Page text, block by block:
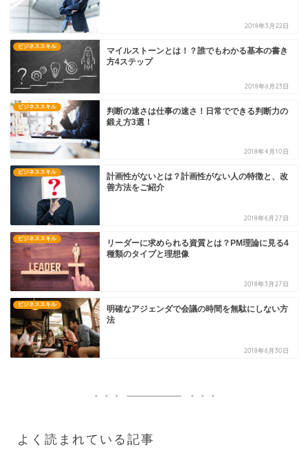
2018年3月22日
ビジネススキル
マイルストーンとは！？誰でもわかる基本の書き
方4ステップ
2018年6月23日
ビジネススキル
判断の速さは仕事の速さ！日常でできる判断力の
鍛え方3選！
2018年4月10日
ビジネススキル
計画性がないとは？計画性がない人の特徴と、改
善方法をご紹介
2018年6月27日
ビジネススキル
リーダーに求められる資質とは？PM理論に見る4
種類のタイプと理想像
2018年3月27日
ビジネススキル
明確なアジェンダで会議の時間を無駄にしない方
法
2018年6月30日
よく読まれている記事